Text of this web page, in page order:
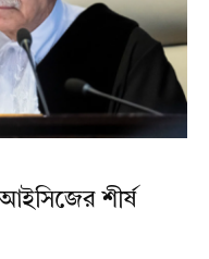
আইসিজের শীর্ষ